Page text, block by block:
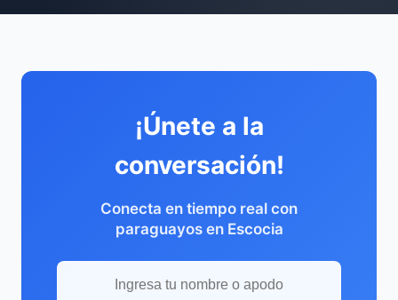
¡Únete a la
conversación!
Conecta en tiempo real con
paraguayos en Escocia